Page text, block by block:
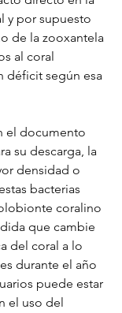
y por supuesto
de la zooxantela
al coral
déficit según esa
el documento
su descarga, la
densidad o
bacterias
coralino
que cambie
del coral a lo
durante el año
puede estar
el uso del